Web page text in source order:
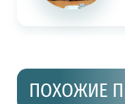
ПОХОЖИЕ